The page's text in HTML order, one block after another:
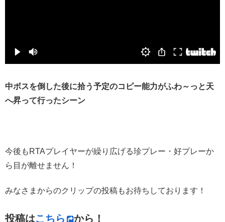
中ボスを倒した後に拾う予定のコピー能力がふわ～っと天
へ昇って行ったシーン
今後もRTAプレイヤーが繰り広げる珍プレー・好プレーか
ら目が離せません！
みなさまからのクリップの投稿もお待ちしております！
投稿はこちら から！